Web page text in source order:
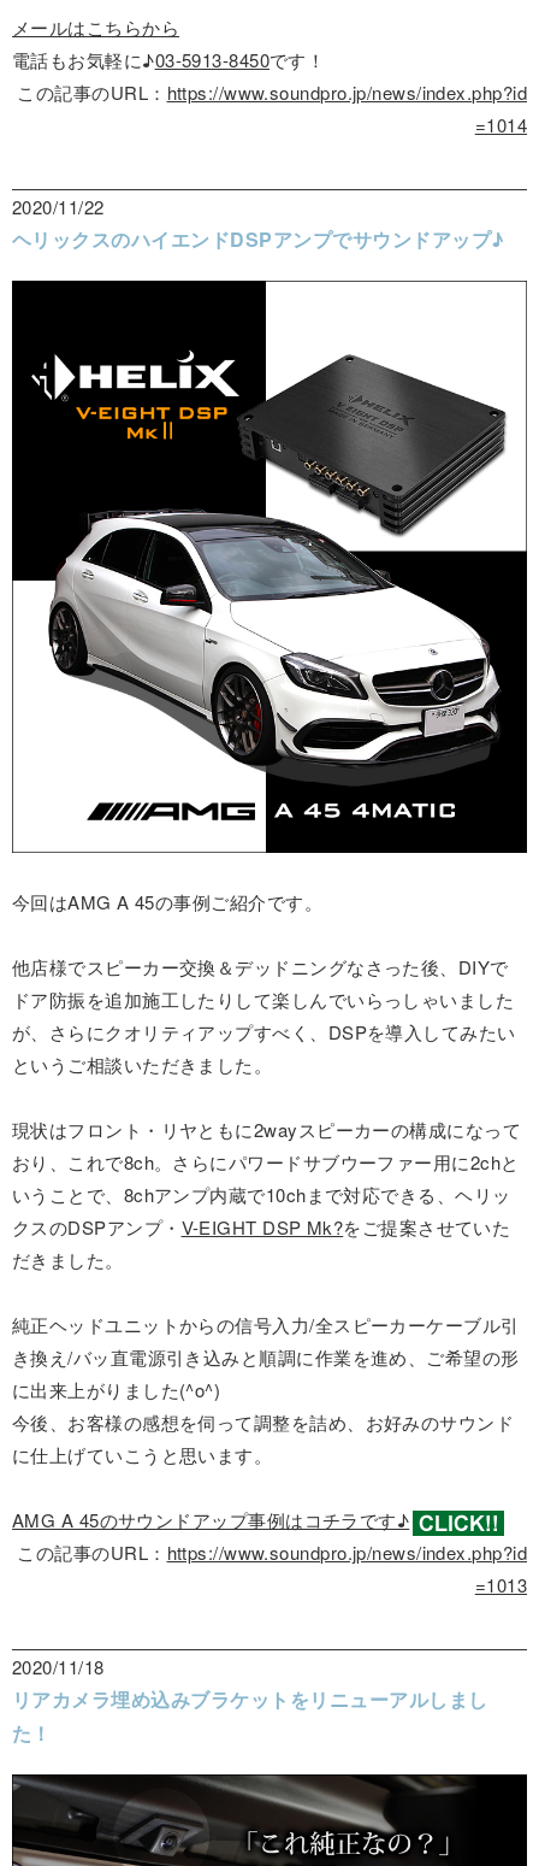
メールはこちらから
電話もお気軽に♪03-5913-8450です！
この記事のURL： https://www.soundpro.jp/news/index.php?id
=1014
2020/11/22
ヘリックスのハイエンドDSPアンプでサウンドアップ♪
今回はAMG A 45の事例ご紹介です。
他店様でスピーカー交換＆デッドニングなさった後、DIYで
ドア防振を追加施工したりして楽しんでいらっしゃいました
が、さらにクオリティアップすべく、DSPを導入してみたい
というご相談いただきました。
現状はフロント・リヤともに2wayスピーカーの構成になって
おり、これで8ch。さらにパワードサブウーファー用に2chと
いうことで、8chアンプ内蔵で10chまで対応できる、ヘリッ
クスのDSPアンプ・ V-EIGHT DSP Mk?をご提案させていた
だきました。
純正ヘッドユニットからの信号入力/全スピーカーケーブル引
き換え/バッ直電源引き込みと順調に作業を進め、ご希望の形
に出来上がりました(^o^)
今後、お客様の感想を伺って調整を詰め、お好みのサウンド
に仕上げていこうと思います。
AMG A 45のサウンドアップ事例はコチラです♪
この記事のURL： https://www.soundpro.jp/news/index.php?id
=1013
2020/11/18
リアカメラ埋め込みブラケットをリニューアルしまし
た！